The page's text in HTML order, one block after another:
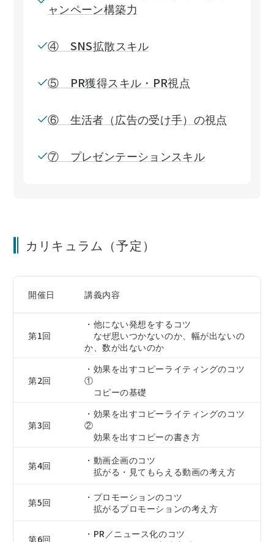
ャンペーン構築力
④ SNS拡散スキル
⑤ PR獲得スキル・PR視点
⑥ 生活者（広告の受け手）の視点
⑦ プレゼンテーションスキル
カリキュラム（予定）
開催日 講義内容
第1回
・他にない発想をするコツ
なぜ思いつかないのか、幅が出ないの
か、数が出ないのか
第2回
・効果を出すコピーライティングのコツ
①
コピーの基礎
第3回
・効果を出すコピーライティングのコツ
②
効果を出すコピーの書き方
第4回
・動画企画のコツ
拡がる・見てもらえる動画の考え方
第5回
・プロモーションのコツ
拡がるプロモーションの考え方
第6回
・PR／ニュース化のコツ